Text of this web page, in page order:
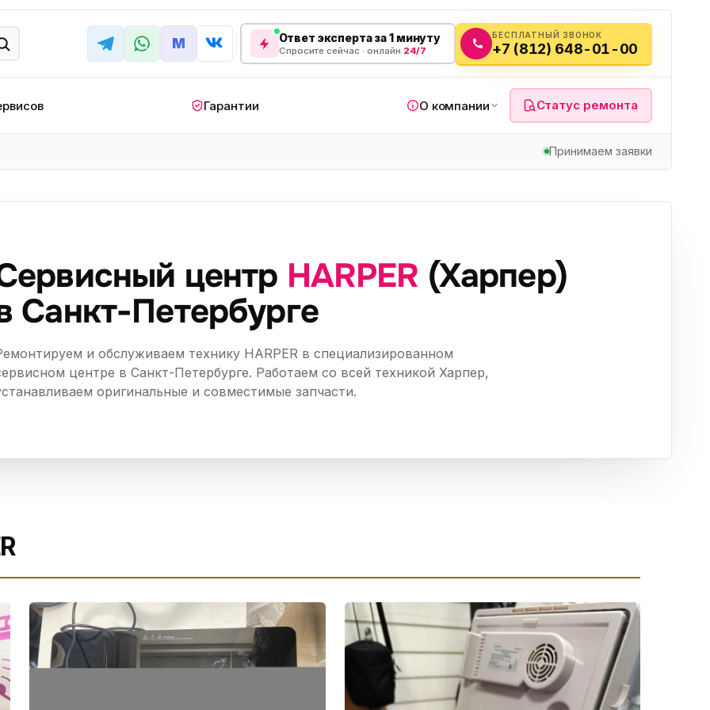
M Ответ эксперта за 1 минуту
Спросите сейчас · онлайн 24/7
БЕСПЛАТНЫЙ ЗВОНОК
+7 (812) 648-01-00
плита Варочная панель Беговая дорожка
Сушильный шкаф
Холодильный шкаф Встраиваемая свч
шкаф Вентиляция Осушитель воздуха
Бьюти холодильник Водонагреватель
Гарантии О компании Статус ремонта
Принимаем заявки
центр HARPER (Харпер)
Санкт-Петербурге
и обслуживаем технику HARPER в специализированном
центре в Санкт-Петербурге. Работаем со всей техникой Харпер,
оригинальные и совместимые запчасти.